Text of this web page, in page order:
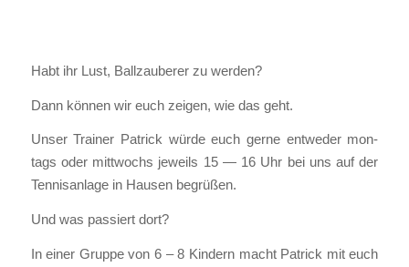
Habt ihr Lust, Ball­zau­be­rer zu wer­den?
Dann kön­nen wir euch zei­gen, wie das geht.
Unser Trai­ner Patrick wür­de euch ger­ne ent­we­der mon­
tags oder mitt­wochs jeweils 15 — 16 Uhr bei uns auf der
Ten­nis­an­la­ge in Hau­sen begrü­ßen.
Und was pas­siert dort?
In einer Grup­pe von 6 – 8 Kin­dern macht Patrick mit euch